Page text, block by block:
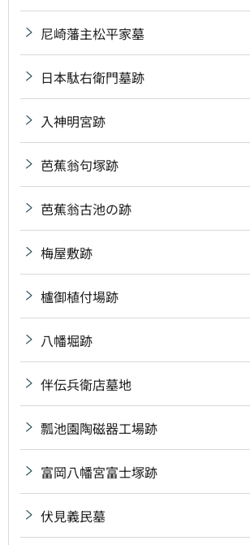
尼崎藩主松平家墓
日本駄右衛門墓跡
入神明宮跡
芭蕉翁句塚跡
芭蕉翁古池の跡
梅屋敷跡
櫨御植付場跡
八幡堀跡
伴伝兵衛店墓地
瓢池園陶磁器工場跡
富岡八幡宮富士塚跡
伏見義民墓